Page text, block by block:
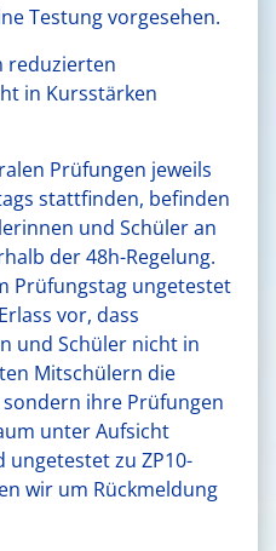
Testung vorgesehen.
reduzierten
in Kursstärken
Prüfungen jeweils
stattfinden, befinden
und Schüler an
der 48h-Regelung.
Prüfungstag ungetestet
vor, dass
und Schüler nicht in
Mitschülern die
ihre Prüfungen
unter Aufsicht
ungetestet zu ZP10-
wir um Rückmeldung